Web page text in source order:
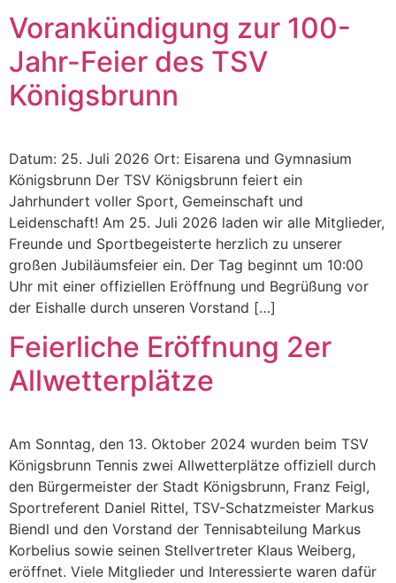
Vorankündigung zur 100-
Jahr-Feier des TSV
Königsbrunn
Datum: 25. Juli 2026 Ort: Eisarena und Gymnasium
Königsbrunn Der TSV Königsbrunn feiert ein
Jahrhundert voller Sport, Gemeinschaft und
Leidenschaft! Am 25. Juli 2026 laden wir alle Mitglieder,
Freunde und Sportbegeisterte herzlich zu unserer
großen Jubiläumsfeier ein. Der Tag beginnt um 10:00
Uhr mit einer offiziellen Eröffnung und Begrüßung vor
der Eishalle durch unseren Vorstand […]
Feierliche Eröffnung 2er
Allwetterplätze
Am Sonntag, den 13. Oktober 2024 wurden beim TSV
Königsbrunn Tennis zwei Allwetterplätze offiziell durch
den Bürgermeister der Stadt Königsbrunn, Franz Feigl,
Sportreferent Daniel Rittel, TSV-Schatzmeister Markus
Biendl und den Vorstand der Tennisabteilung Markus
Korbelius sowie seinen Stellvertreter Klaus Weiberg,
eröffnet. Viele Mitglieder und Interessierte waren dafür